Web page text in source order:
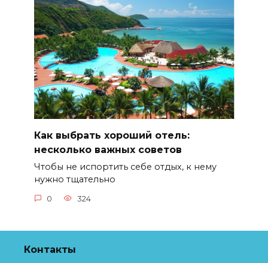
Как выбрать хороший отель:
несколько важных советов
Чтобы не испортить себе отдых, к нему
нужно тщательно
0 324
Контакты